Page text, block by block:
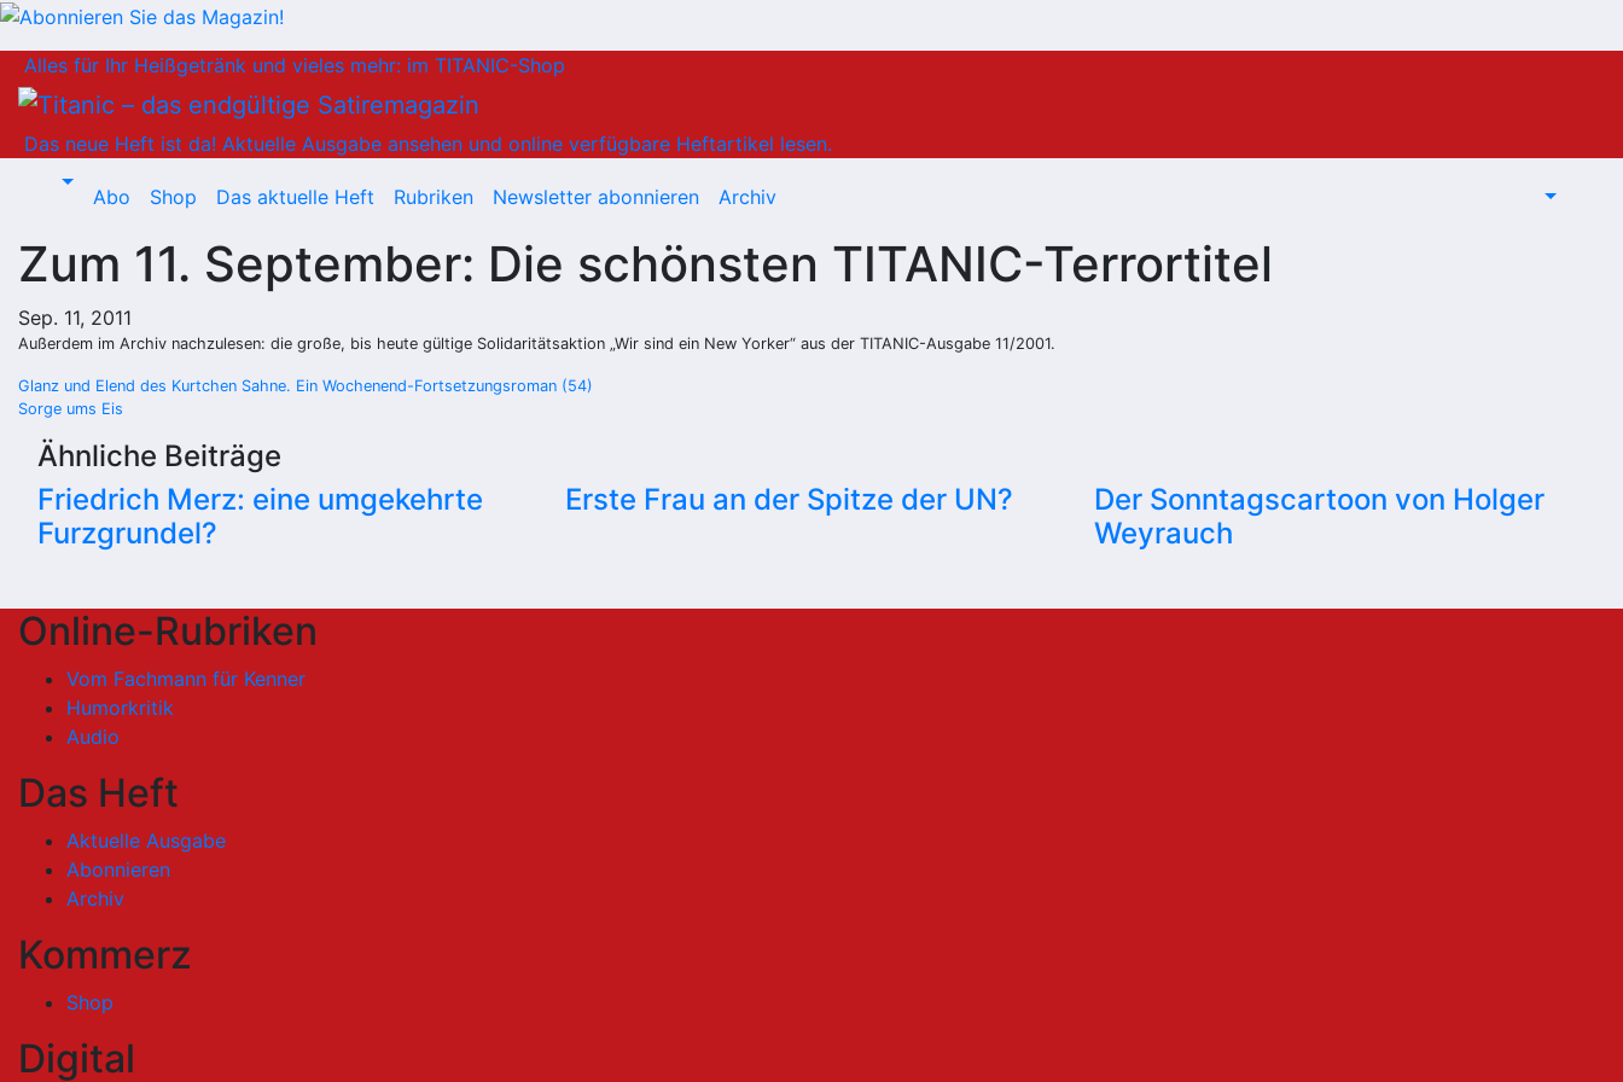
Inhalt
springen
Alles für Ihr Heißgetränk und vieles mehr: im TITANIC-Shop
Das neue Heft ist da! Aktuelle Ausgabe ansehen und online verfügbare Heftartikel lesen.
Abo Shop Das aktuelle Heft Rubriken Newsletter abonnieren Archiv
Zum 11. September: Die schönsten TITANIC-Terrortitel
Sep. 11, 2011
Außerdem im Archiv nachzulesen: die große, bis heute gültige Solidaritätsaktion „Wir sind ein New Yorker“ aus der TITANIC-Ausgabe 11/2001.
Beitragsnavigation
Glanz und Elend des Kurtchen Sahne. Ein Wochenend-Fortsetzungsroman (54)
Sorge ums Eis
Ähnliche Beiträge
Friedrich Merz: eine umgekehrte
Furzgrundel?
Erste Frau an der Spitze der UN?
Der Sonntagscartoon von Holger
Weyrauch
Online-Rubriken
Vom Fachmann für Kenner
Humorkritik
Audio
Das Heft
Aktuelle Ausgabe
Abonnieren
Archiv
Kommerz
Shop
Digital